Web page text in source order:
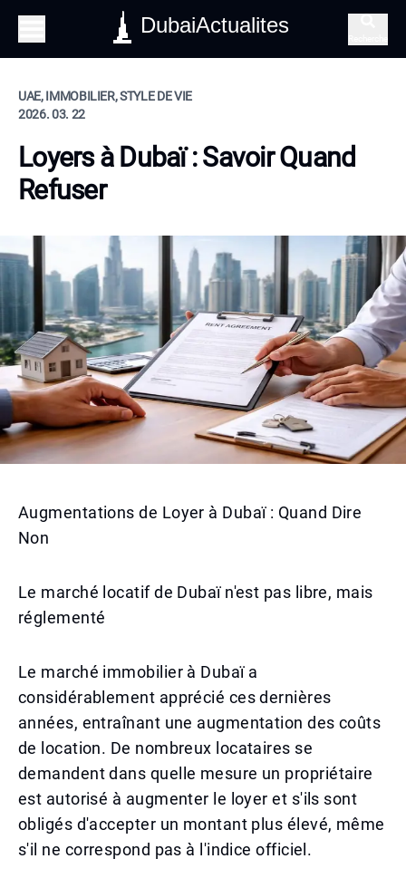
DubaiActualites
UAE, IMMOBILIER, STYLE DE VIE
2026. 03. 22
Loyers à Dubaï : Savoir Quand
Refuser
Augmentations de Loyer à Dubaï : Quand Dire
Non
Le marché locatif de Dubaï n'est pas libre, mais
réglementé
Le marché immobilier à Dubaï a
considérablement apprécié ces dernières
années, entraînant une augmentation des coûts
de location. De nombreux locataires se
demandent dans quelle mesure un propriétaire
est autorisé à augmenter le loyer et s'ils sont
obligés d'accepter un montant plus élevé, même
s'il ne correspond pas à l'indice officiel.